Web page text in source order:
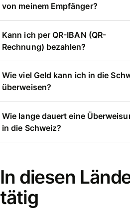
von meinem Empfänger?
Kann ich per QR-IBAN (QR-
Rechnung) bezahlen?
Wie viel Geld kann ich in die
überweisen?
Wie lange dauert eine
in die Schweiz?
In diesen
tätig